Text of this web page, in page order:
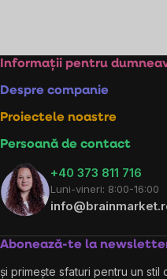
Subsol
Informații pentru
Despre companie
Proiectele noastre
Persoană de contact
+40 373 811 716
Luni-vineri: 8:00-16:00
Abonează-te la
și primește sfaturi pentru un